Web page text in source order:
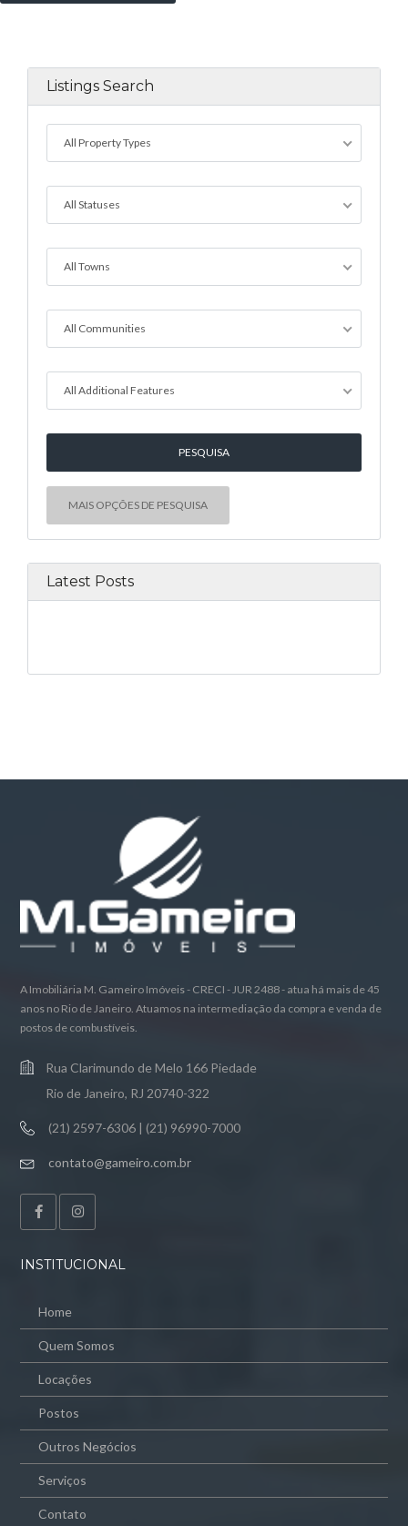
Listings Search
All Property Types
All Statuses
All Towns
All Communities
All Additional Features
MAIS OPÇÕES DE PESQUISA
Latest Posts
A Imobiliária M. Gameiro Imóveis - CRECI - JUR 2488 - atua há mais de 45
anos no Rio de Janeiro. Atuamos na intermediação da compra e venda de
postos de combustíveis.
Rua Clarimundo de Melo 166 Piedade
Rio de Janeiro, RJ 20740-322
(21) 2597-6306 | (21) 96990-7000
contato@gameiro.com.br
INSTITUCIONAL
Home
Quem Somos
Locações
Postos
Outros Negócios
Serviços
Contato